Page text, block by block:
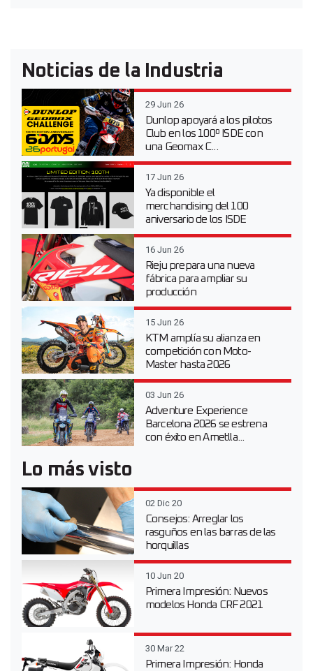
Noticias de la Industria
29 Jun 26
Dunlop apoyará a los pilotos
Club en los 100º ISDE con
una Geomax C...
17 Jun 26
Ya disponible el
merchandising del 100
aniversario de los ISDE
16 Jun 26
Rieju prepara una nueva
fábrica para ampliar su
producción
15 Jun 26
KTM amplía su alianza en
competición con Moto-
Master hasta 2026
03 Jun 26
Adventure Experience
Barcelona 2026 se estrena
con éxito en Ametlla...
Lo más visto
02 Dic 20
Consejos: Arreglar los
rasguños en las barras de las
horquillas
10 Jun 20
Primera Impresión: Nuevos
modelos Honda CRF 2021
30 Mar 22
Primera Impresión: Honda